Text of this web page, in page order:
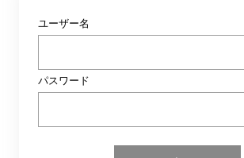
ユーザー名
パスワード